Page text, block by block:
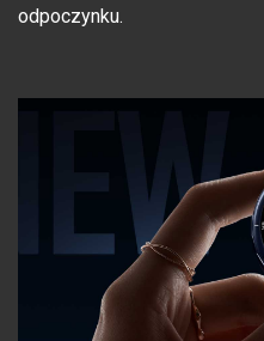
odpoczynku.